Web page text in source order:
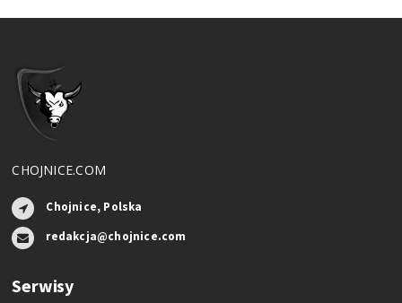
CHOJNICE.COM
Chojnice, Polska
redakcja@chojnice.com
Serwisy